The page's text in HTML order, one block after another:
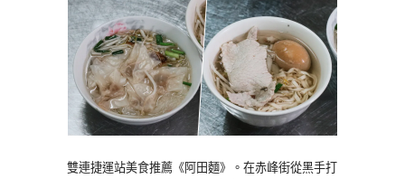
雙連捷運站美食推薦《阿田麵》。在赤峰街從黑手打